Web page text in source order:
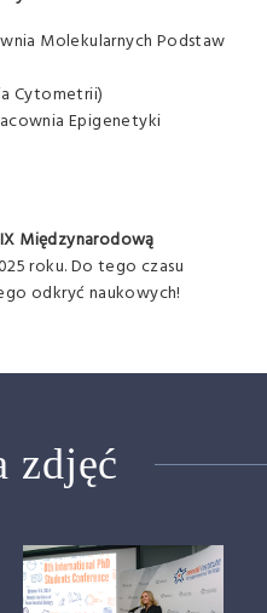
Molekularnych Podstaw
Cytometrii)
Epigenetyki
IX Międzynarodową
roku. Do tego czasu
odkryć naukowych!
zdjęć